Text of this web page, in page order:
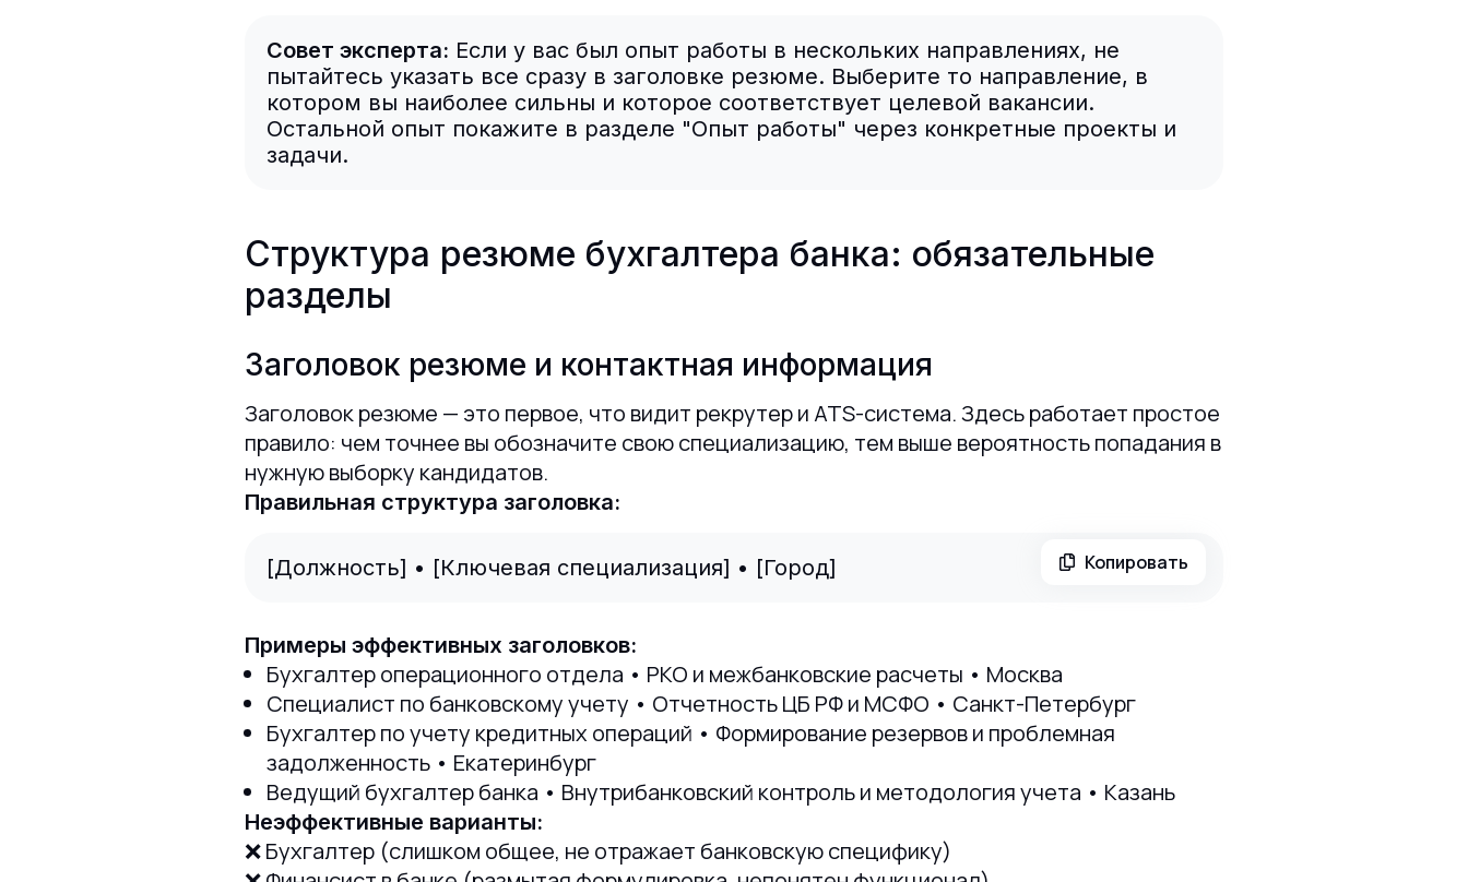
Совет эксперта: Если у вас был опыт работы в нескольких направлениях, не
пытайтесь указать все сразу в заголовке резюме. Выберите то направление, в
котором вы наиболее сильны и которое соответствует целевой вакансии.
Остальной опыт покажите в разделе "Опыт работы" через конкретные проекты и
задачи.
Структура резюме бухгалтера банка: обязательные
разделы
Заголовок резюме и контактная информация
Заголовок резюме — это первое, что видит рекрутер и ATS-система. Здесь работает простое
правило: чем точнее вы обозначите свою специализацию, тем выше вероятность попадания в
нужную выборку кандидатов.
Правильная структура заголовка:
[Должность] • [Ключевая специализация] • [Город] Копировать
Примеры эффективных заголовков:
Бухгалтер операционного отдела • РКО и межбанковские расчеты • Москва
Специалист по банковскому учету • Отчетность ЦБ РФ и МСФО • Санкт-Петербург
Бухгалтер по учету кредитных операций • Формирование резервов и проблемная
задолженность • Екатеринбург
Ведущий бухгалтер банка • Внутрибанковский контроль и методология учета • Казань
Неэффективные варианты:
❌ Бухгалтер (слишком общее, не отражает банковскую специфику)